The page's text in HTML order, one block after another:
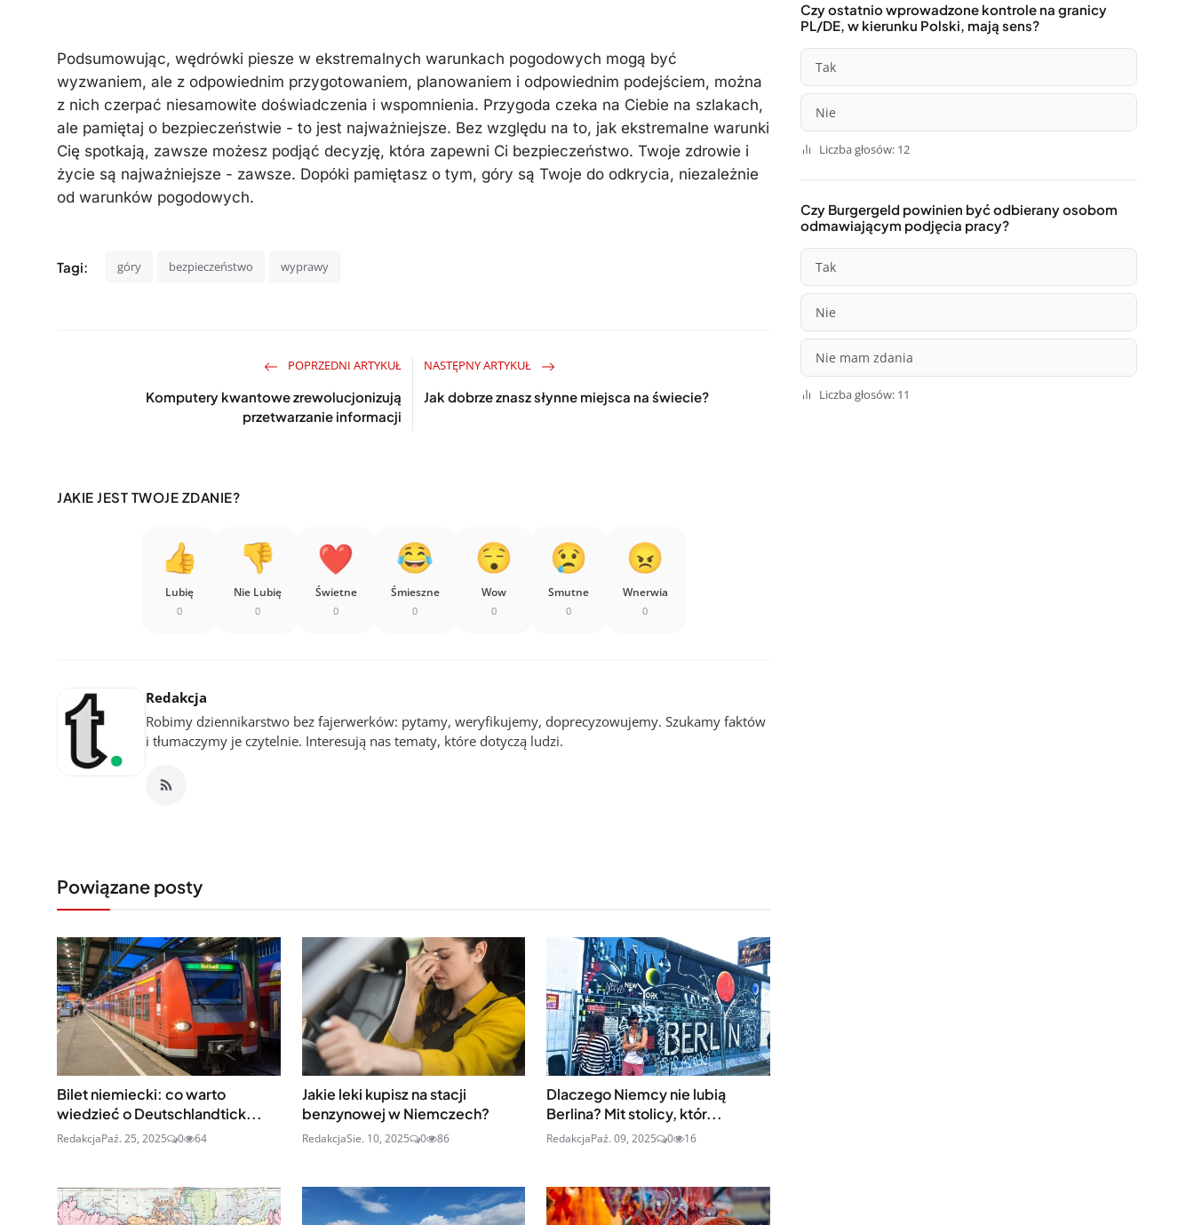
Podsumowując, wędrówki piesze w ekstremalnych warunkach pogodowych mogą być
wyzwaniem, ale z odpowiednim przygotowaniem, planowaniem i odpowiednim podejściem, można
z nich czerpać niesamowite doświadczenia i wspomnienia. Przygoda czeka na Ciebie na szlakach,
ale pamiętaj o bezpieczeństwie - to jest najważniejsze. Bez względu na to, jak ekstremalne warunki
Cię spotkają, zawsze możesz podjąć decyzję, która zapewni Ci bezpieczeństwo. Twoje zdrowie i
życie są najważniejsze - zawsze. Dopóki pamiętasz o tym, góry są Twoje do odkrycia, niezależnie
od warunków pogodowych.
Tagi: góry bezpieczeństwo wyprawy
POPRZEDNI ARTYKUŁ
Komputery kwantowe zrewolucjonizują
przetwarzanie informacji
NASTĘPNY ARTYKUŁ
Jak dobrze znasz słynne miejsca na świecie?
JAKIE JEST TWOJE ZDANIE?
Lubię
0
Nie Lubię
0
Świetne
0
Śmieszne
0
Wow
0
Smutne
0
Wnerwia
0
Redakcja
Robimy dziennikarstwo bez fajerwerków: pytamy, weryfikujemy, doprecyzowujemy. Szukamy faktów
i tłumaczymy je czytelnie. Interesują nas tematy, które dotyczą ludzi.
Powiązane posty
Bilet niemiecki: co warto
wiedzieć o Deutschlandtick...
RedakcjaPaź. 25, 2025 0 64
Jakie leki kupisz na stacji
benzynowej w Niemczech?
RedakcjaSie. 10, 2025 0 86
Dlaczego Niemcy nie lubią
Berlina? Mit stolicy, któr...
RedakcjaPaź. 09, 2025 0 16
Czy ostatnio wprowadzone kontrole na granicy
PL/DE, w kierunku Polski, mają sens?
Tak
Nie
Liczba głosów: 12
Czy Burgergeld powinien być odbierany osobom
odmawiającym podjęcia pracy?
Tak
Nie
Nie mam zdania
Liczba głosów: 11